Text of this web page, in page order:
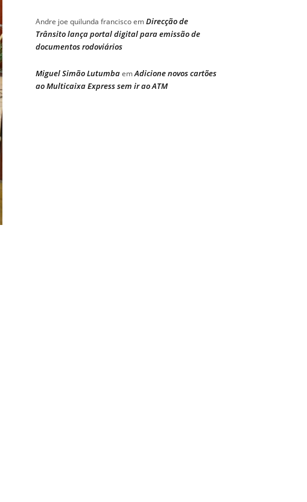
Andre joe quilunda franciscoemDirecção de
Trânsito lança portal digital para emissão de
documentos rodoviários
Miguel Simão LutumbaemAdicione novos cartões
ao Multicaixa Express sem ir ao ATM